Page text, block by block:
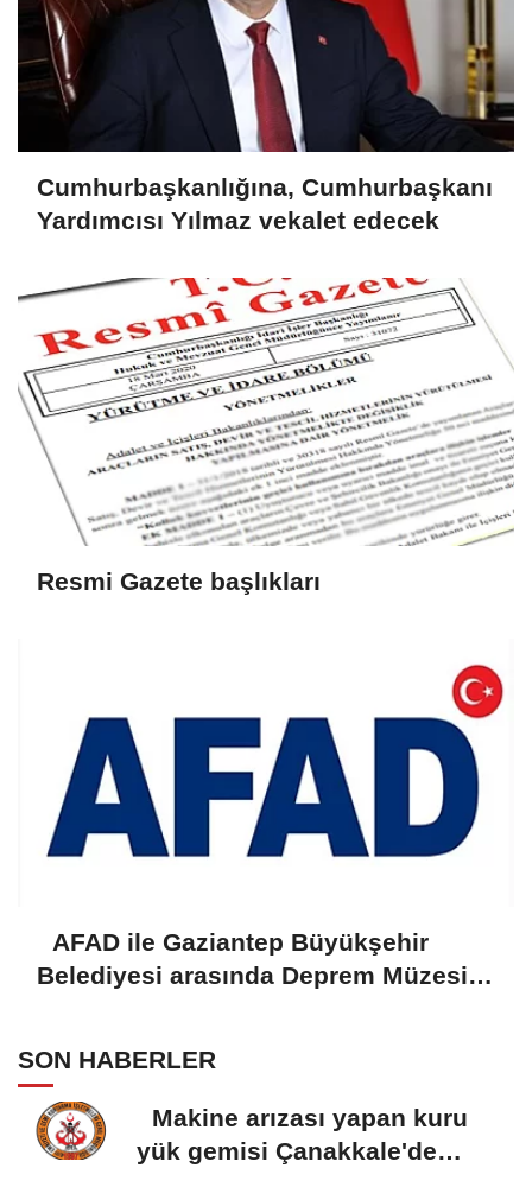
Cumhurbaşkanlığına, Cumhurbaşkanı
Yardımcısı Yılmaz vekalet edecek
Resmi Gazete başlıkları
AFAD ile Gaziantep Büyükşehir
Belediyesi arasında Deprem Müzesi
SON HABERLER
Makine arızası yapan kuru
yük gemisi Çanakkale'de